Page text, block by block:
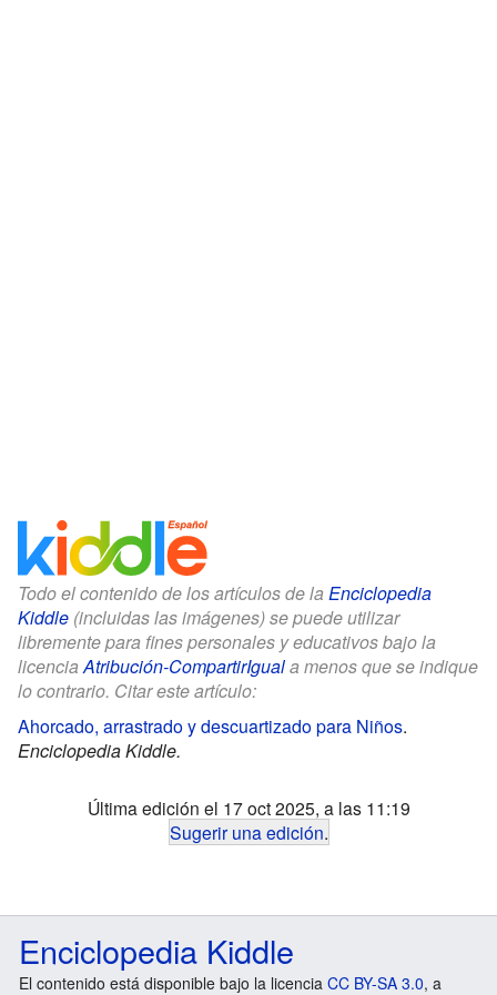
Todo el contenido de los artículos de la Enciclopedia
Kiddle (incluidas las imágenes) se puede utilizar
libremente para fines personales y educativos bajo la
licenciaAtribución-CompartirIguala menos que se indique
lo contrario. Citar este artículo:
Ahorcado, arrastrado y descuartizado para Niños.
Enciclopedia Kiddle.
Última edición el 17 oct 2025, a las 11:19
Sugerir una edición.
Enciclopedia Kiddle
El contenido está disponible bajo la licencia CC BY-SA 3.0, a